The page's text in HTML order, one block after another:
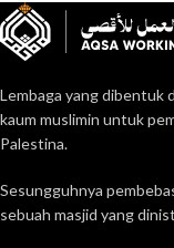
Lembaga yang dibentuk
kaum muslimin untuk
Palestina.
Sesungguhnya
sebuah masjid yang